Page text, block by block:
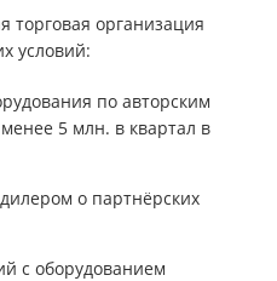
торговая организация
условий:
по авторским
5 млн. в квартал в
о партнёрских
с оборудованием